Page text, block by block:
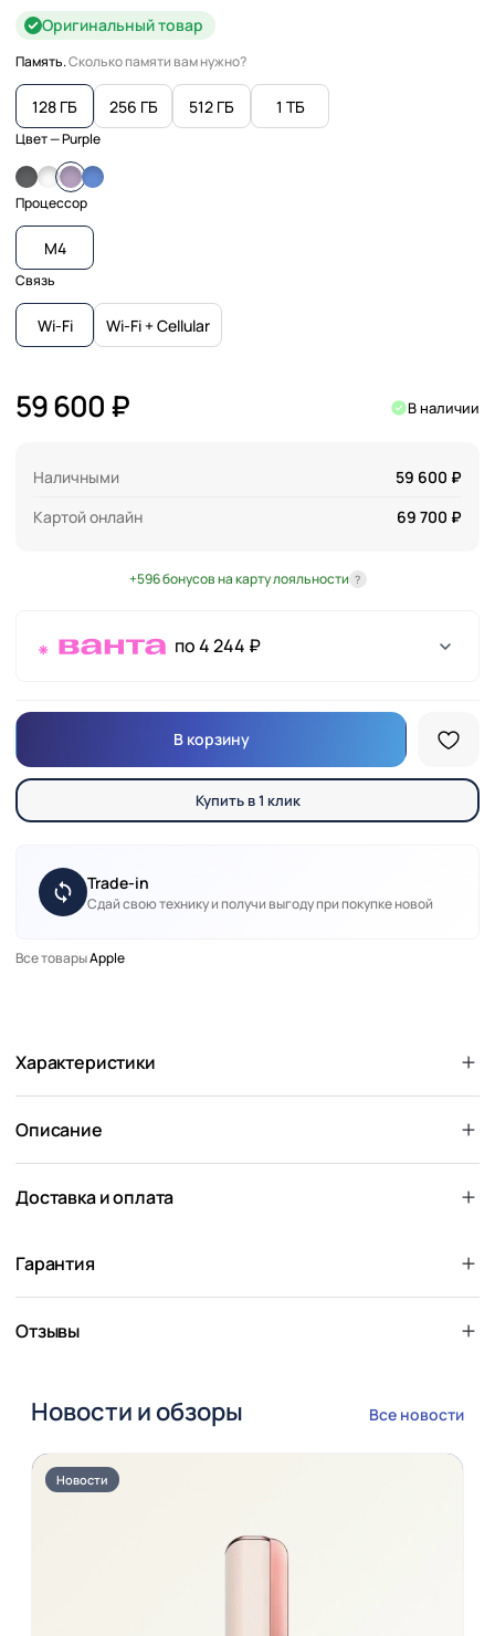
Оригинальный товар
Память.Сколько памяти вам нужно?
128 ГБ 256 ГБ 512 ГБ 1 ТБ
Цвет— Purple
Процессор
M4
Связь
Wi-Fi Wi-Fi + Cellular
59 600 ₽ В наличии
Наличными
59 600 ₽
Картой онлайн
69 700 ₽
+596 бонусов на карту лояльности ?
по 4 244 ₽
В корзину
Купить в 1 клик
Trade-in
Сдай свою технику и получи выгоду при покупке новой
Все товарыApple
Характеристики
Описание
Доставка и оплата
Гарантия
Отзывы
Новости и обзоры Все новости
Новости